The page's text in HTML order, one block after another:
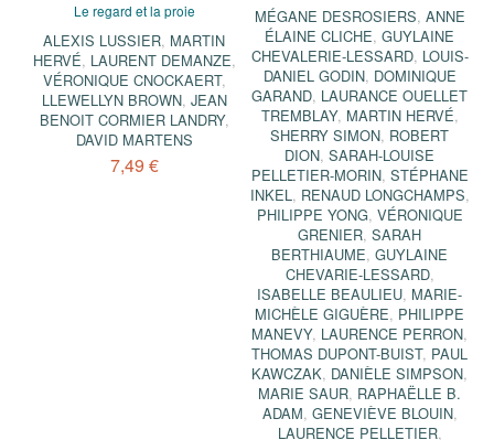
Le regard et la proie
ALEXIS LUSSIER, MARTIN
HERVÉ, LAURENT DEMANZE,
VÉRONIQUE CNOCKAERT,
LLEWELLYN BROWN, JEAN
BENOIT CORMIER LANDRY,
DAVID MARTENS
7,49 €
MÉGANE DESROSIERS, ANNE
ÉLAINE CLICHE,GUYLAINE
CHEVALERIE-LESSARD, LOUIS-
DANIEL GODIN, DOMINIQUE
GARAND, LAURANCE OUELLET
TREMBLAY, MARTIN HERVÉ,
SHERRY SIMON, ROBERT
DION,SARAH-LOUISE
PELLETIER-MORIN, STÉPHANE
INKEL, RENAUD LONGCHAMPS,
PHILIPPE YONG, VÉRONIQUE
GRENIER,SARAH
BERTHIAUME,GUYLAINE
CHEVARIE-LESSARD,
ISABELLE BEAULIEU, MARIE-
MICHÈLE GIGUÈRE, PHILIPPE
MANEVY, LAURENCE PERRON,
THOMAS DUPONT-BUIST, PAUL
KAWCZAK, DANIÈLE SIMPSON,
MARIE SAUR, RAPHAËLLE B.
ADAM, GENEVIÈVE BLOUIN,
LAURENCE PELLETIER,